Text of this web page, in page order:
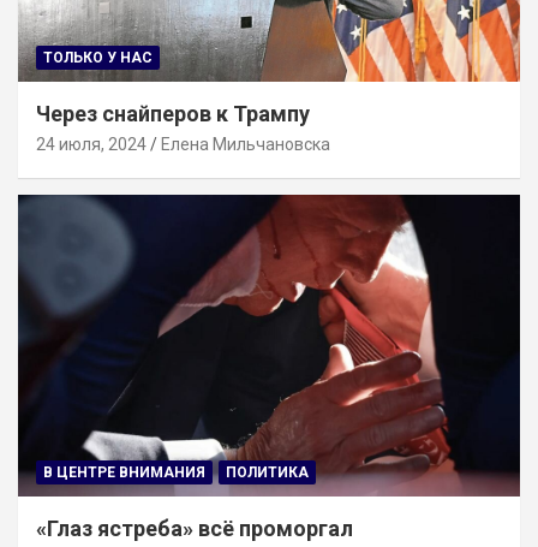
ТОЛЬКО У НАС
Через снайперов к Трампу
24 июля, 2024 Елена Мильчановска
В ЦЕНТРЕ ВНИМАНИЯ ПОЛИТИКА
«Глаз ястреба» всё проморгал